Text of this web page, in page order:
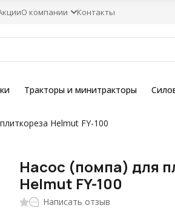
О компании Контакты
Тракторы и минитракторы
Helmut FY-100
Насос (помпа) для
Helmut FY-100
Написать отзыв